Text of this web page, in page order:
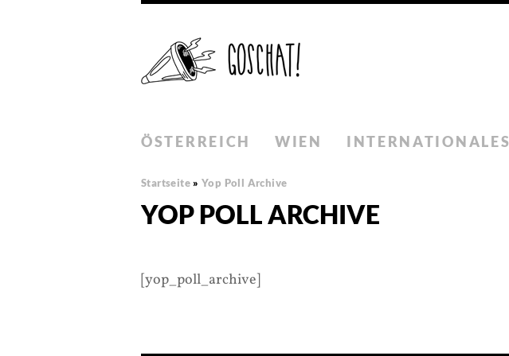
ÖSTERREICH WIEN INTERNATIONALES
Startseite » Yop Poll Archive
YOP POLL ARCHIVE
[yop_poll_archive]